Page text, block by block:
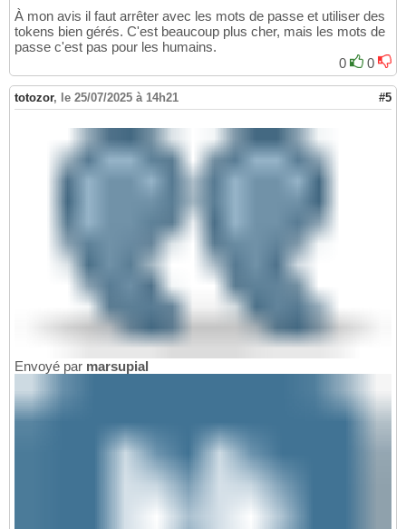
À mon avis il faut arrêter avec les mots de passe et utiliser des
tokens bien gérés. C'est beaucoup plus cher, mais les mots de
passe c'est pas pour les humains.
0
0
totozor, le 25/07/2025 à 14h21 #5
Envoyé par marsupial